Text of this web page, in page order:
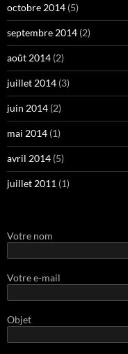
octobre 2014 (5)
septembre 2014 (2)
août 2014 (2)
juillet 2014 (3)
juin 2014 (2)
mai 2014 (1)
avril 2014 (5)
juillet 2011 (1)
Votre nom
Votre e-mail
Objet